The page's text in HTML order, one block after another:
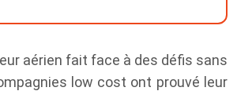
aérien fait face à des défis sans
low cost ont prouvé leur